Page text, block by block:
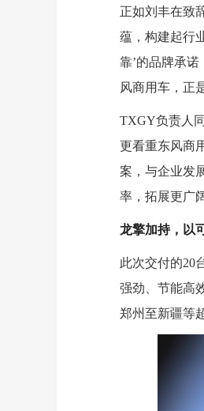
正如刘丰在致
蕴，构建起行
靠’的品牌承
风商用车，正
TXGY负责人
更看重东风商
案，与企业发
率，拓展更广
龙擎加持，以
此次交付的20
强劲、节能高
郑州至新疆等